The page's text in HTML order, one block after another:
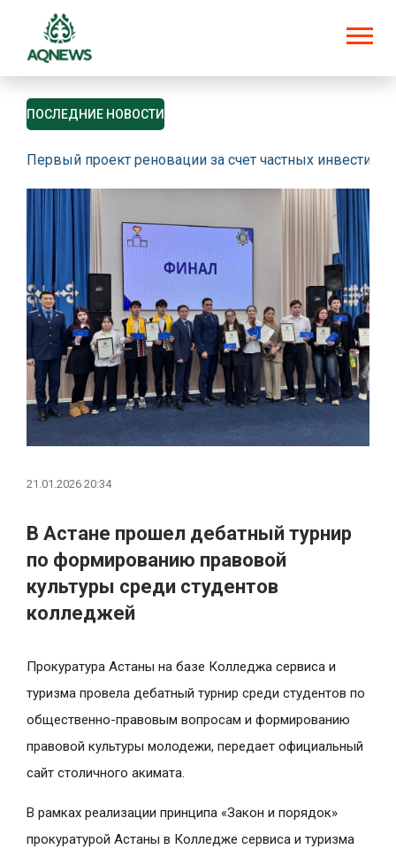
ПОСЛЕДНИЕ НОВОСТИ
Первый проект реновации за счет частных
21.01.2026 20:34
В Астане прошел дебатный турнир
по формированию правовой
культуры среди студентов
колледжей
Прокуратура Астаны на базе Колледжа сервиса и
туризма провела дебатный турнир среди студентов по
общественно-правовым вопросам и формированию
правовой культуры молодежи, передает официальный
сайт столичного акимата.
В рамках реализации принципа «Закон и порядок»
прокуратурой Астаны в Колледже сервиса и туризма